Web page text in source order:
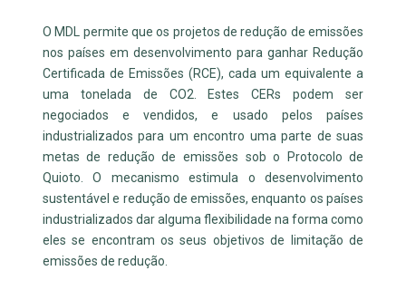
O MDL permite que os projetos de redução de emissões
nos países em desenvolvimento para ganhar Redução
Certificada de Emissões (RCE), cada um equivalente a
uma tonelada de CO2. Estes CERs podem ser
negociados e vendidos, e usado pelos países
industrializados para um encontro uma parte de suas
metas de redução de emissões sob o Protocolo de
Quioto. O mecanismo estimula o desenvolvimento
sustentável e redução de emissões, enquanto os países
industrializados dar alguma flexibilidade na forma como
eles se encontram os seus objetivos de limitação de
emissões de redução.